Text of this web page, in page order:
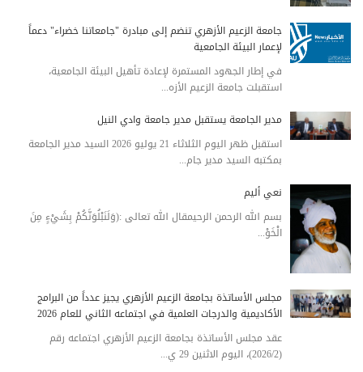
جامعة الزعيم الأزهري تنضم إلى مبادرة "جامعاتنا خضراء" دعماً
لإعمار البيئة الجامعية
في إطار الجهود المستمرة لإعادة تأهيل البيئة الجامعية،
استقبلت جامعة الزعيم الأزه...
مدير الجامعة يستقبل مدير جامعة وادي النيل
استقبل ظهر اليوم الثلاثاء 21 يوليو 2026 السيد مدير الجامعة
بمكتبه السيد مدير جام...
نعي أليم
بسم الله الرحمن الرحيمقال الله تعالى :(وَلَنَبْلُوَنَّكُمْ بِشَيْءٍ مِنَ
الْخَوْ...
مجلس الأساتذة بجامعة الزعيم الأزهري يجيز عدداً من البرامج
الأكاديمية والدرجات العلمية في اجتماعه الثاني للعام 2026
عقد مجلس الأساتذة بجامعة الزعيم الأزهري اجتماعه رقم
(2026/2)، اليوم الاثنين 29 ي...